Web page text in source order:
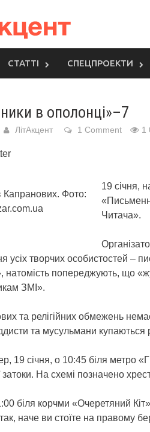
СТАТТІ СПЕЦПРОЕКТИ
в ополонці»–7
ЛітАкцент 1 Comment 1
Капранових. Фото:
19 січня,
Читача».
усіх творчих особистостей –
натомість попереджують, що
ЗМІ».
та релігійних обмежень
та мусульмани купаються
19 січня, о 10:45 біля метро
затоки. На схемі позначено
біля корчми «Очеретяний
наче ви стоїте на правому